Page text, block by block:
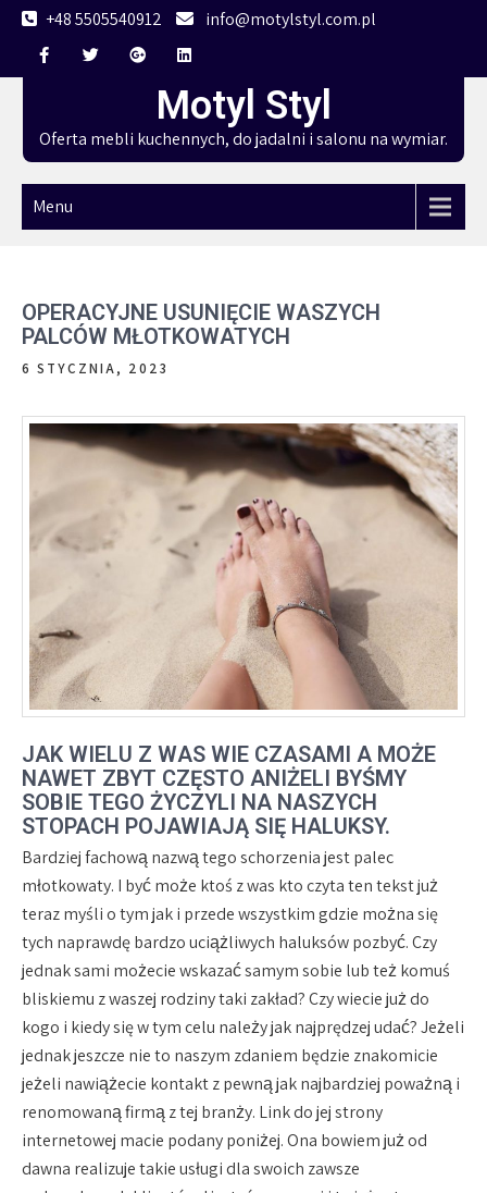
Skip
content
+48 5505540912 info@motylstyl.com.pl
Motyl Styl
Oferta mebli kuchennych, do jadalni i salonu na wymiar.
Menu
OPERACYJNE USUNIĘCIE WASZYCH
PALCÓW MŁOTKOWATYCH
6 STYCZNIA, 2023
JAK WIELU Z WAS WIE CZASAMI A MOŻE
NAWET ZBYT CZĘSTO ANIŻELI BYŚMY
SOBIE TEGO ŻYCZYLI NA NASZYCH
STOPACH POJAWIAJĄ SIĘ HALUKSY.
Bardziej fachową nazwą tego schorzenia jest palec
młotkowaty. I być może ktoś z was kto czyta ten tekst już
teraz myśli o tym jak i przede wszystkim gdzie można się
tych naprawdę bardzo uciążliwych haluksów pozbyć. Czy
jednak sami możecie wskazać samym sobie lub też komuś
bliskiemu z waszej rodziny taki zakład? Czy wiecie już do
kogo i kiedy się w tym celu należy jak najprędzej udać? Jeżeli
jednak jeszcze nie to naszym zdaniem będzie znakomicie
jeżeli nawiążecie kontakt z pewną jak najbardziej poważną i
renomowaną firmą z tej branży. Link do jej strony
internetowej macie podany poniżej. Ona bowiem już od
dawna realizuje takie usługi dla swoich zawsze